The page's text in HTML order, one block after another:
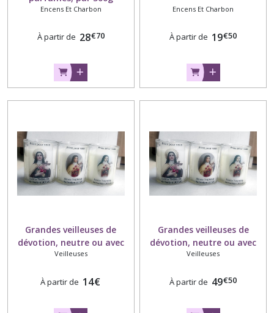
Encens Et Charbon
À partir de 28€70
Encens Et Charbon
À partir de 19€50
Grandes veilleuses de
dévotion, neutre ou avec
image, par 10
Veilleuses
À partir de 14€
Grandes veilleuses de
dévotion, neutre ou avec
image, carton de 48
Veilleuses
À partir de 49€50